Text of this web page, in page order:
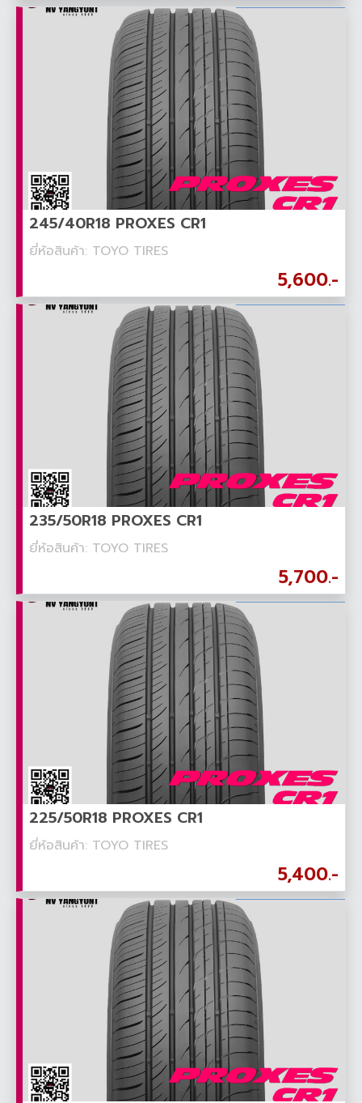
245/40R18 PROXES CR1
ยี่ห้อสินค้า: TOYO TIRES
5,600.-
235/50R18 PROXES CR1
ยี่ห้อสินค้า: TOYO TIRES
5,700.-
225/50R18 PROXES CR1
ยี่ห้อสินค้า: TOYO TIRES
5,400.-